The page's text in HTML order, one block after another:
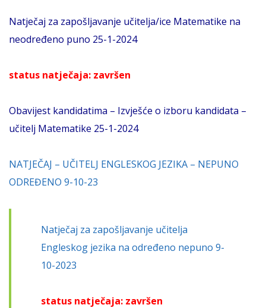
Natječaj za zapošljavanje učitelja/ice Matematike na
neodređeno puno 25-1-2024
status natječaja: završen
Obavijest kandidatima – Izvješće o izboru kandidata –
učitelj Matematike 25-1-2024
NATJEČAJ – UČITELJ ENGLESKOG JEZIKA – NEPUNO
ODREĐENO 9-10-23
Natječaj za zapošljavanje učitelja
Engleskog jezika na određeno nepuno 9-
10-2023
status natječaja: završen